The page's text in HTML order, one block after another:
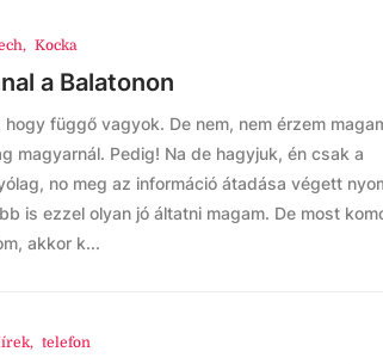
, Kocka
a Balatonon
függő vagyok. De nem, nem érzem
magyarnál. Pedig! Na de hagyjuk, én csak a
no meg az információ átadása végett
is ezzel olyan jó áltatni magam. De most
akkor k...
, telefon